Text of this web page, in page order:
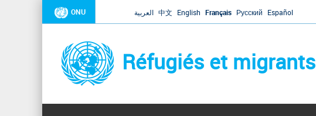
ONU العربية 中文 English Français Русский Español
Réfugiés et migrants